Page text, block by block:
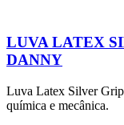
LUVA LATEX
DANNY
Luva Latex Silver
química e mecânica.